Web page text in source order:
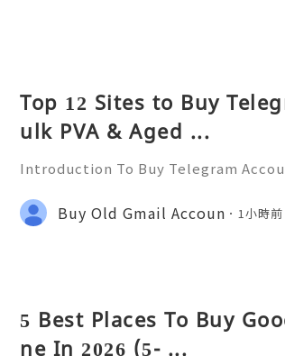
Top 12 Sites to Buy
ulk PVA & Aged ...
Introduction To Buy Telegram
l role in connecting people,
mong these platforms, Tele
Buy Old Gmail Accoun 1小時前
5 Best Places To Buy
ne In 2026 (5- ...